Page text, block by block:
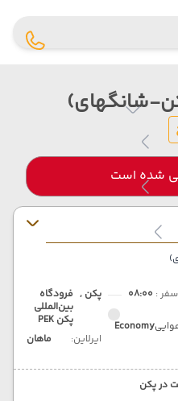
شانگهای)
شده است
:
08:00
Economy
پکن , فرودگاه
بین‌المللی
پکن PEK
ایرلاین:
ماهان